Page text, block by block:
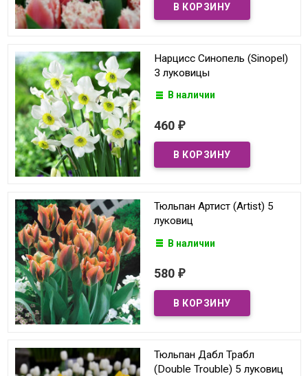
Нарцисс Синопель (Sinopel)
3 луковицы
В наличии
460 ₽
Тюльпан Артист (Artist) 5
луковиц
В наличии
580 ₽
Тюльпан Дабл Трабл
(Double Trouble) 5 луковиц